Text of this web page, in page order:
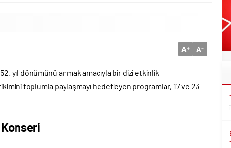
A+ A-
yıl dönümünü anmak amacıyla bir dizi etkinlik
toplumla paylaşmayı hedefleyen programlar, 17 ve 23